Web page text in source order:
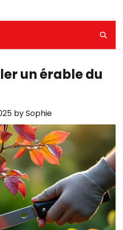
un érable du
bySophie